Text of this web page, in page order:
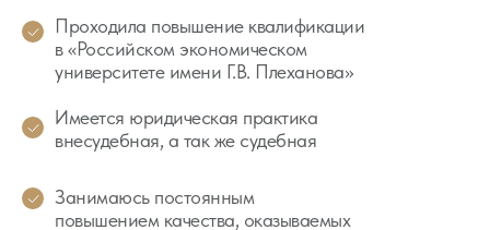
Занимаюсь постоянным
повышением качества, оказываемых
Проходила повышение квалификации
в «Российском экономическом
университете имени Г.В. Плеханова»
Имеется юридическая практика
внесудебная, а так же судебная